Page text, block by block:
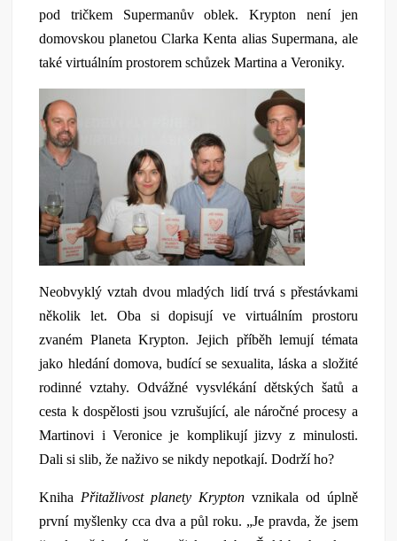
pod tričkem Supermanův oblek. Krypton není jen
domovskou planetou Clarka Kenta alias Supermana, ale
také virtuálním prostorem schůzek Martina a Veroniky.
Neobvyklý vztah dvou mladých lidí trvá s přestávkami
několik let. Oba si dopisují ve virtuálním prostoru
zvaném Planeta Krypton. Jejich příběh lemují témata
jako hledání domova, budící se sexualita, láska a složité
rodinné vztahy. Odvážné vysvlékání dětských šatů a
cesta k dospělosti jsou vzrušující, ale náročné procesy a
Martinovi i Veronice je komplikují jizvy z minulosti.
Dali si slib, že naživo se nikdy nepotkají. Dodrží ho?
Kniha Přitažlivost planety Krypton vznikala od úplně
první myšlenky cca dva a půl roku. „Je pravda, že jsem